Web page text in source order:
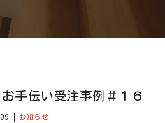
手伝い受注事例＃１６
お知らせ